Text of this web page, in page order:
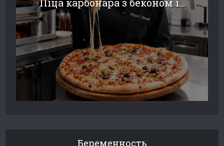
Беременность